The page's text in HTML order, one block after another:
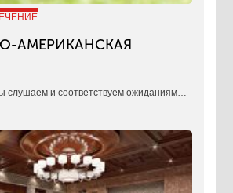
АМЕРИКАНСКАЯ
слушаем и соответствуем ожиданиям…